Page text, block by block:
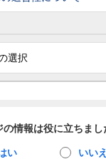
選択
の情報は役に立ちまし
い いいえ